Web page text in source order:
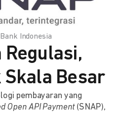
Indonesia
Regulasi,
Skala Besar
pembayaran yang
Open API Payment(SNAP),